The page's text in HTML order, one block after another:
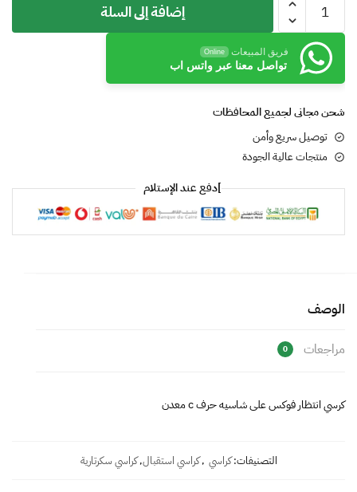
إضافة إلى السلة
فريق المبيعات Online
تواصل معنا عبر واتس اب
شحن مجانى لجميع المحافظات
توصيل سريع وأمن
منتجات عالية الجودة
]دفع عند الإستلام
الوصف
مراجعات 0
كرسي انتظار فوكس على شاسيه حرف c معدن
التصنيفات:كراسي ,كراسي استقبال,كراسي سكرتارية